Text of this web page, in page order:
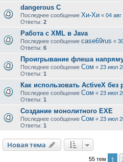
dangerous C
Последнее сообщение Хи-Хи « 04
Ответы: 2
Работа с XML в Java
Последнее сообщение case69rus «
Ответы: 6
Проигрывание флеша
Последнее сообщение Сом « 23 июл
Ответы: 1
Как использовать ActiveX без
Последнее сообщение Сом « 23 июл
Ответы: 1
Создание монолитного EXE
Последнее сообщение Сом « 23 июл
Ответы: 1
Новая тема
55 тем 1